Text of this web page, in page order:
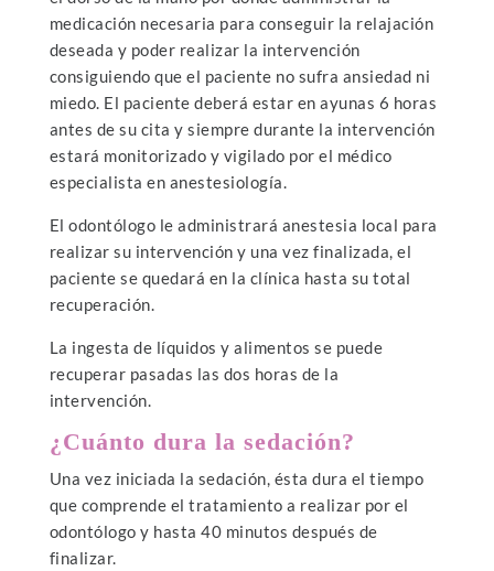
medicación necesaria para conseguir la relajación
deseada y poder realizar la intervención
consiguiendo que el paciente no sufra ansiedad ni
miedo. El paciente deberá estar en ayunas 6 horas
antes de su cita y siempre durante la intervención
estará monitorizado y vigilado por el médico
especialista en anestesiología.
El odontólogo le administrará anestesia local para
realizar su intervención y una vez finalizada, el
paciente se quedará en la clínica hasta su total
recuperación.
La ingesta de líquidos y alimentos se puede
recuperar pasadas las dos horas de la
intervención.
¿Cuánto dura la sedación?
Una vez iniciada la sedación, ésta dura el tiempo
que comprende el tratamiento a realizar por el
odontólogo y hasta 40 minutos después de
finalizar.